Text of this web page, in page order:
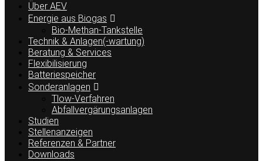
Über AEV
Energie aus Biogas
Bio-Methan-Tankstelle
Technik & Anlagen(-wartung)
Beratung & Services
Flexibilisierung
Batteriespeicher
Sonderanlagen
Tlow-Verfahren
Abfallvergärungsanlagen
Studien
Stellenanzeigen
Referenzen & Partner
Downloads